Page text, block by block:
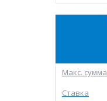
Макc. сумма
Ставка